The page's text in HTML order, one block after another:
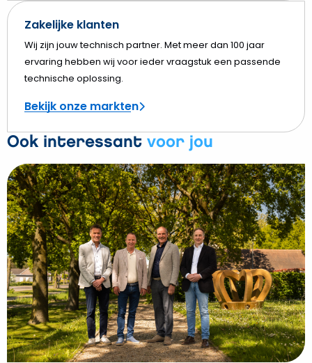
Zakelijke klanten
Wij zijn jouw technisch partner. Met meer dan 100 jaar
ervaring hebben wij voor ieder vraagstuk een passende
technische oplossing.
Bekijk onze markten
Ook interessant voor jou
Bekijk
Hoppenbrouwers
verwelkomt
Installatiebedrijf
Snoeks